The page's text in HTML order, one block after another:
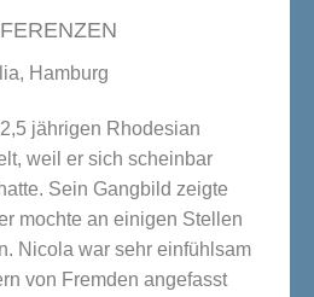
Hamburg
jährigen Rhodesian
weil er sich scheinbar
Sein Gangbild zeigte
mochte an einigen Stellen
Nicola war sehr einfühlsam
von Fremden angefasst